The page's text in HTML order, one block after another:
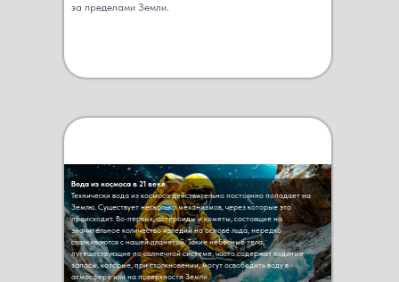
за пределами Земли.
Вода из космоса в 21 веке.
Технически вода из космоса действительно постоянно попадает на
Землю. Существует несколько механизмов, через которые это
происходит. Во-первых, астероиды и кометы, состоящие на
значительное количество изледий на основе льда, нередко
сталкиваются с нашей планетой. Такие небесные тела,
путешествующие по солнечной системе, часто содержат водяные
запасы, которые, при столкновении, могут освободить воду в
атмосфере или на поверхности Земли.